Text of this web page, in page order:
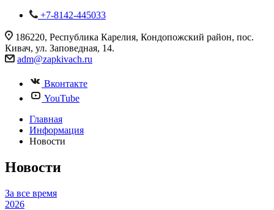
+7-8142-445033
186220, Республика Карелия, Кондопожский район, пос.
Кивач, ул. Заповедная, 14.
adm@zapkivach.ru
Вконтакте
YouTube
Главная
Информация
Новости
Новости
За все время
2026